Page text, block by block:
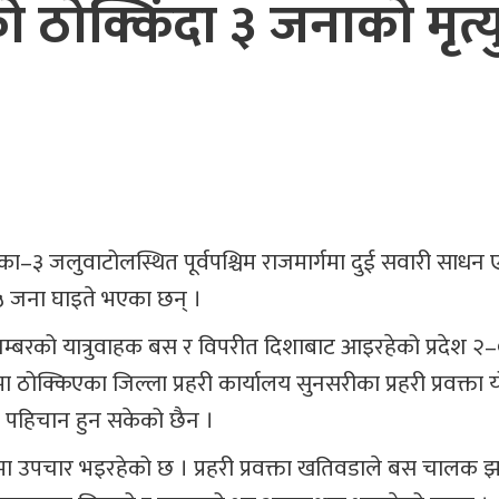
ठोक्किंदा ३ जनाको
जलुवाटोलस्थित पूर्वपश्चिम राजमार्गमा दुई सवारी
घाइते भएका छन् ।
यात्रुवाहक बस र विपरीत दिशाबाट आइरहेको प्रदेश
जिल्ला प्रहरी कार्यालय सुनसरीका प्रहरी प्रवक्ता
पहिचान हुन सकेको छैन ।
भइरहेको छ । प्रहरी प्रवक्ता खतिवडाले बस चालक